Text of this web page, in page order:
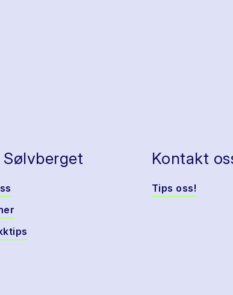
Sølvberget Kontakt
Tips oss!